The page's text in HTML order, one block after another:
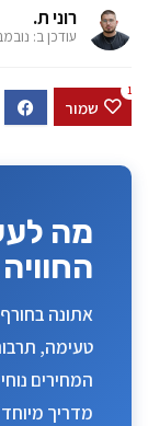
רוני ת.
עודכן ב: נובמבר 9,
שמור
1
מה
אתונה
טעימה,
המחירים
מדריך